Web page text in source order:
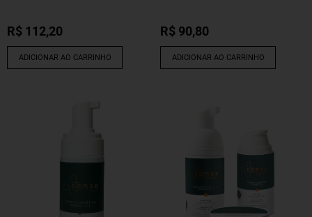
R$ 112,20
ADICIONAR AO CARRINHO
R$ 90,80
ADICIONAR AO CARRINHO